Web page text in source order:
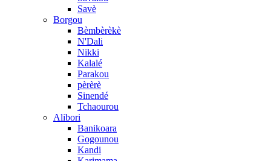
Savè
Borgou
Bèmbèrèkè
N'Dali
Nikki
Kalalé
Parakou
pèrèrè
Sinendé
Tchaourou
Alibori
Banikoara
Gogounou
Kandi